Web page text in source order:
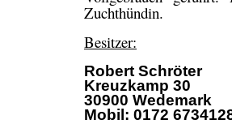
Zuchthündin.
Besitzer:
Robert Schröter
Kreuzkamp 30
30900 Wedemark
Mobil: 0172